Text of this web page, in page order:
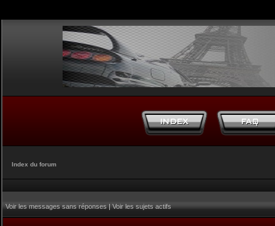
Index du forum
Voir les messages sans réponses|Voir les sujets actifs